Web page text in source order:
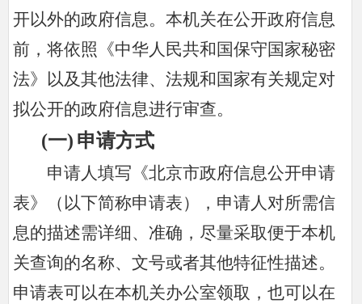
开以外的政府信息。本机关在公开政府信息
前，将依照《中华人民共和国保守国家秘密
法》以及其他法律、法规和国家有关规定对
拟公开的政府信息进行审查。
(一) 申请方式
申请人填写《北京市政府信息公开申请
表》（以下简称申请表），申请人对所需信
息的描述需详细、准确，尽量采取便于本机
关查询的名称、文号或者其他特征性描述。
申请表可以在本机关办公室领取，也可以在